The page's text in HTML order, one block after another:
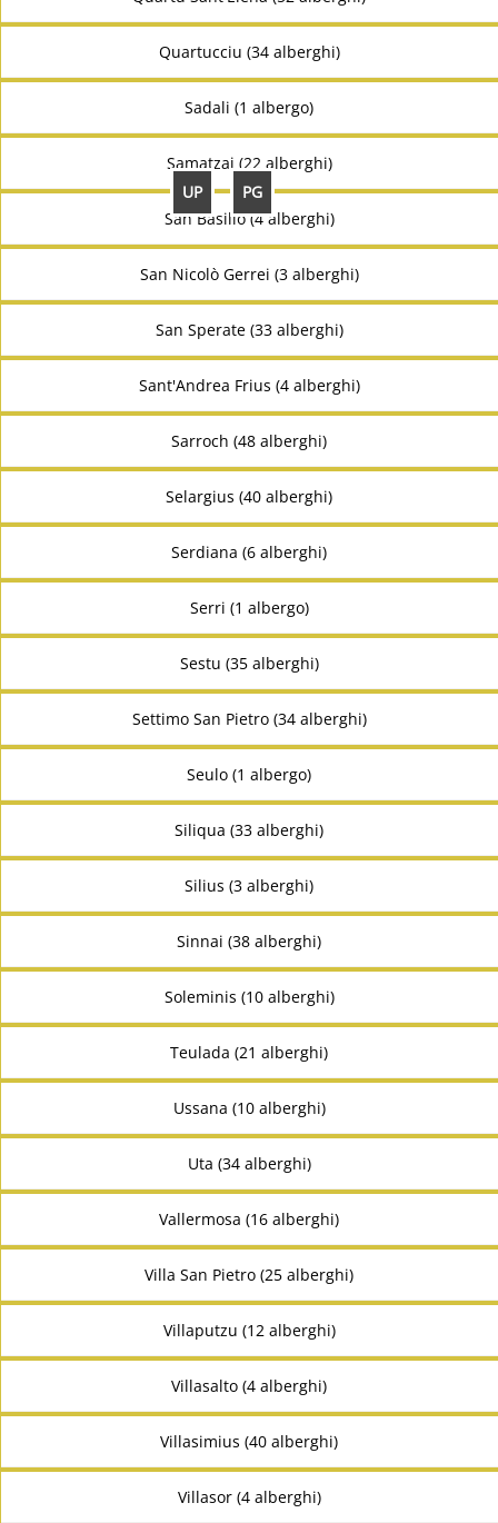
UP PG
Quartucciu (34 alberghi)
Sadali (1 albergo)
Samatzai (22 alberghi)
San Basilio (4 alberghi)
San Nicolò Gerrei (3 alberghi)
San Sperate (33 alberghi)
Sant'Andrea Frius (4 alberghi)
Sarroch (48 alberghi)
Selargius (40 alberghi)
Serdiana (6 alberghi)
Serri (1 albergo)
Sestu (35 alberghi)
Settimo San Pietro (34 alberghi)
Seulo (1 albergo)
Siliqua (33 alberghi)
Silius (3 alberghi)
Sinnai (38 alberghi)
Soleminis (10 alberghi)
Teulada (21 alberghi)
Ussana (10 alberghi)
Uta (34 alberghi)
Vallermosa (16 alberghi)
Villa San Pietro (25 alberghi)
Villaputzu (12 alberghi)
Villasalto (4 alberghi)
Villasimius (40 alberghi)
Villasor (4 alberghi)